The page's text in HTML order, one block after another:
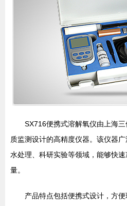
SX716便携式溶解氧仪由上海
质监测设计的高精度仪器。该仪器
水处理、科研实验等领域，能够快
量。
产品特点包括便携式设计，方